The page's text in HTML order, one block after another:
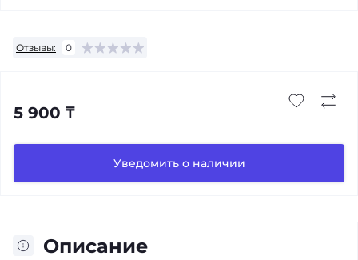
Отзывы: 0
5 900 ₸
Уведомить о наличии
Описание